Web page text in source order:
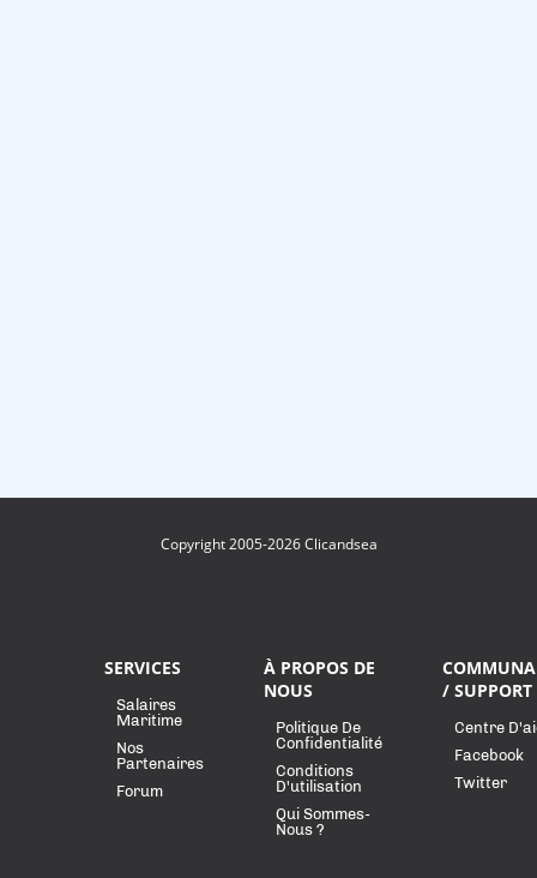
Copyright 2005-2026 Clicandsea
SERVICES
Salaires
Maritime
Nos
Partenaires
Forum
À PROPOS DE
NOUS
Politique De
Confidentialité
Conditions
D'utilisation
Qui Sommes-
Nous ?
/ SUPPORT
Centre
Facebook
Twitter